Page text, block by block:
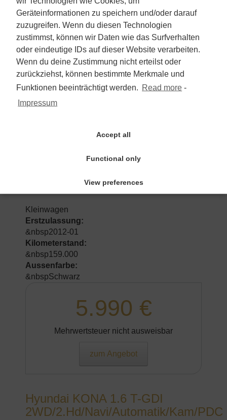
Geräteinformationen zu speichern und/oder darauf
zuzugreifen. Wenn du diesen Technologien
zustimmst, können wir Daten wie das Surfverhalten
oder eindeutige IDs auf dieser Website verarbeiten.
Wenn du deine Zustimmung nicht erteilst oder
zurückziehst, können bestimmte Merkmale und
Funktionen beeinträchtigt werden.
Read more -
Impressum
Accept all
Functional only
View preferences
Kilometerstand:
&nbsp199.415
Aussenfarbe:
&nbspSchwarz
2.990 €
Mehrwertsteuer nicht ausweisbar
TSI/1.Hd/Klima/el.Pano/PDC/SHZ
Kleinwagen
Erstzulassung:
&nbsp2012-01
Kilometerstand:
&nbsp159.000
Aussenfarbe:
&nbspSchwarz
5.990 €
Mehrwertsteuer nicht ausweisbar
zum Angebot
Hyundai KONA 1.6 T-GDI
2WD/2.Hd/Navi/Automatik/Kam/PDC